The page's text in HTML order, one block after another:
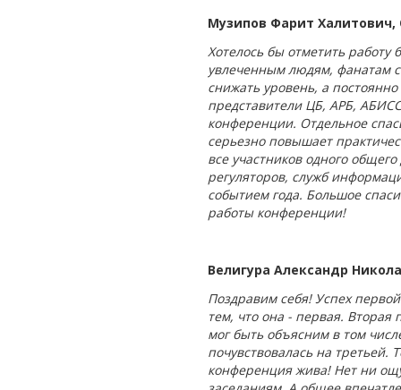
Музипов Фарит
Хотелось бы отметить работу
увлеченным людям, фанатам
снижать уровень, а
представители ЦБ, АРБ,
конференции. Отдельное
серьезно повышает
все участников одного
регуляторов, служб
событием года. Большое
работы конференции!
Велигура Александр
Поздравим себя! Успех
тем, что она - первая.
мог быть объясним в том
почувствовалась на
конференция жива! Нет ни